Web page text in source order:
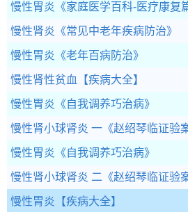
慢性胃炎 《家庭医学百科-医疗康复
慢性肾炎 《常见中老年疾病防治》
慢性胃炎 《老年百病防治》
慢性肾性贫血 【疾病大全】
慢性胃炎 《自我调养巧治病》
慢性肾小球肾炎 一 《赵绍琴临证验
慢性胃炎 《自我调养巧治病》
慢性肾小球肾炎 二 《赵绍琴临证验
慢性胃炎 【疾病大全】